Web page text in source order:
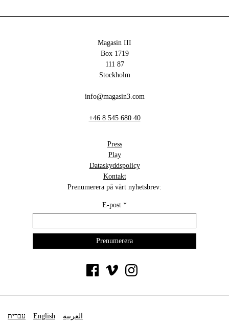
Magasin III
Box 1719
111 87
Stockholm
info@magasin3.com
+46 8 545 680 40
Press
Play
Dataskyddspolicy
Kontakt
Prenumerera på vårt nyhetsbrev:
E-post *
עברית English العربية